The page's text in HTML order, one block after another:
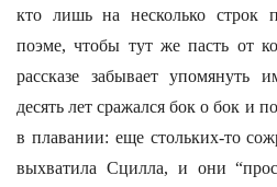
кто лишь на несколько строк
поэме, чтобы тут же пасть от
рассказе забывает упомянуть
десять лет сражался бок о бок и
в плавании: еще стольких-то
выхватила Сцилла, и они